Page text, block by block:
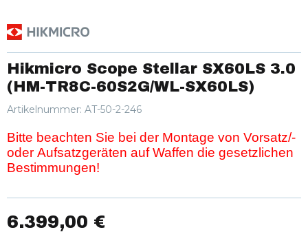
Hikmicro Scope Stellar SX60LS 3.0
(HM-TR8C-60S2G/WL-SX60LS)
Artikelnummer: AT-50-2-246
Bitte beachten Sie bei der Montage von Vorsatz/-
oder Aufsatzgeräten auf Waffen die gesetzlichen
Bestimmungen!
6.399,00 €